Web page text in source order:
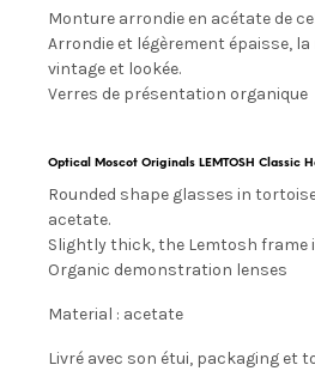
Monture arrondie en acétate de
Arrondie et légèrement épaisse,
vintage et lookée.
Verres de présentation organique
Optical Moscot Originals LEMTOSH Classic
Rounded shape glasses in
acetate.
Slightly thick, the Lemtosh frame
Organic demonstration lenses
Material : acetate
Livré avec son étui, packaging et